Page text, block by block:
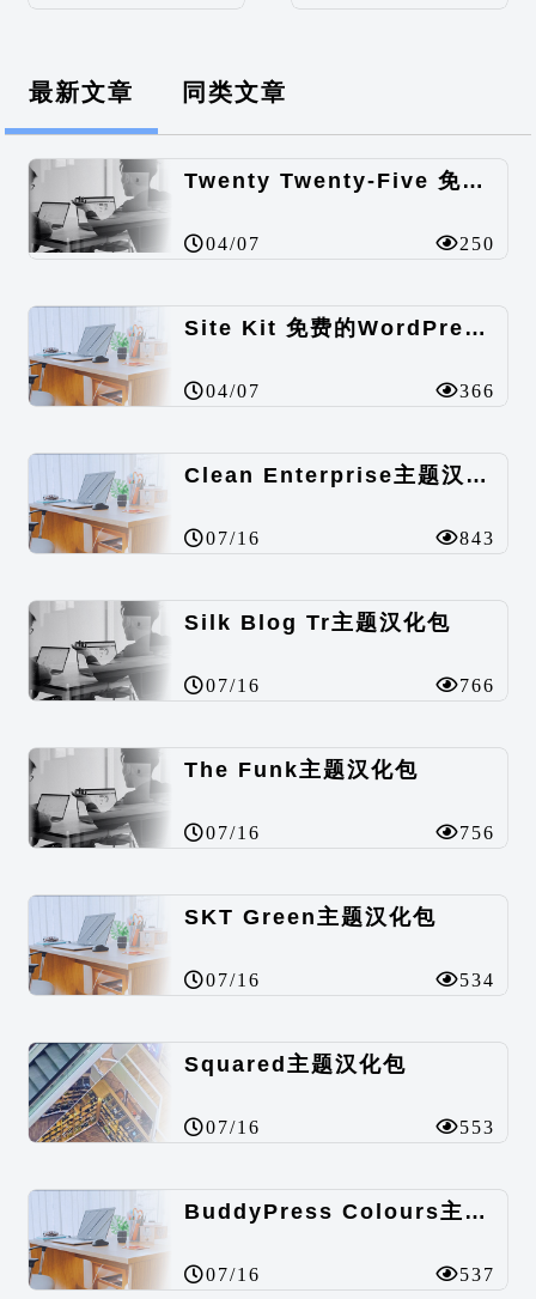
最新文章 同类文章
Twenty Twenty-Five 免费的WordPress内容主题
04/07 250
Site Kit 免费的WordPress数据统计插件
04/07 366
Clean Enterprise主题汉化包
07/16 843
Silk Blog Tr主题汉化包
07/16 766
The Funk主题汉化包
07/16 756
SKT Green主题汉化包
07/16 534
Squared主题汉化包
07/16 553
BuddyPress Colours主题汉化包
07/16 537